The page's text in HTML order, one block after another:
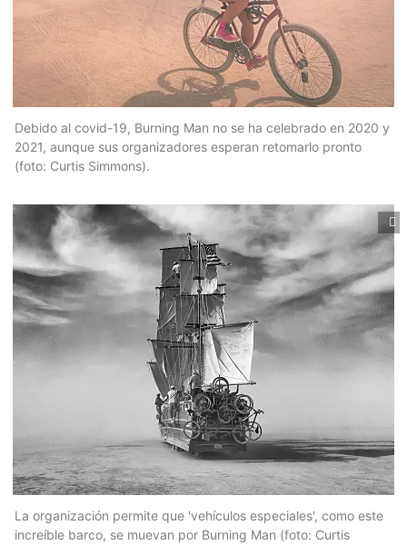
Debido al covid-19, Burning Man no se ha celebrado en 2020 y
2021, aunque sus organizadores esperan retomarlo pronto
(foto: Curtis Simmons).
La organización permite que 'vehículos especiales', como este
increíble barco, se muevan por Burning Man (foto: Curtis